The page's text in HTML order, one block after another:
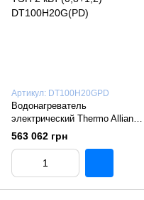
Артикул: DT100H20GPD
Водонагреватель
электрический Thermo Alliance
100 л плоский горизонтальный,
мокрый ТЭН 2 кВт (0,8+1,2)
563 062 грн